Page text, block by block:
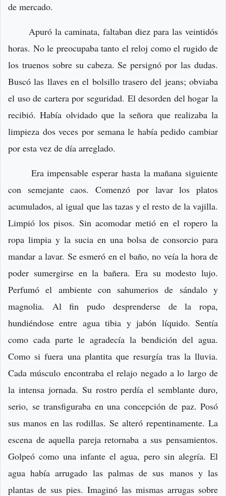
de mercado.
Apuró la caminata, faltaban diez para las veintidós
horas. No le preocupaba tanto el reloj como el rugido de
los truenos sobre su cabeza. Se persignó por las dudas.
Buscó las llaves en el bolsillo trasero del jeans; obviaba
el uso de cartera por seguridad. El desorden del hogar la
recibió. Había olvidado que la señora que realizaba la
limpieza dos veces por semana le había pedido cambiar
por esta vez de día arreglado.
Era impensable esperar hasta la mañana siguiente
con semejante caos. Comenzó por lavar los platos
acumulados, al igual que las tazas y el resto de la vajilla.
Limpió los pisos. Sin acomodar metió en el ropero la
ropa limpia y la sucia en una bolsa de consorcio para
mandar a lavar. Se esmeró en el baño, no veía la hora de
poder sumergirse en la bañera. Era su modesto lujo.
Perfumó el ambiente con sahumerios de sándalo y
magnolia. Al fin pudo desprenderse de la ropa,
hundiéndose entre agua tibia y jabón líquido. Sentía
como cada parte le agradecía la bendición del agua.
Como si fuera una plantita que resurgía tras la lluvia.
Cada músculo encontraba el relajo negado a lo largo de
la intensa jornada. Su rostro perdía el semblante duro,
serio, se transfiguraba en una concepción de paz. Posó
sus manos en las rodillas. Se alteró repentinamente. La
escena de aquella pareja retornaba a sus pensamientos.
Golpeó como una infante el agua, pero sin alegría. El
agua había arrugado las palmas de sus manos y las
plantas de sus pies. Imaginó las mismas arrugas sobre